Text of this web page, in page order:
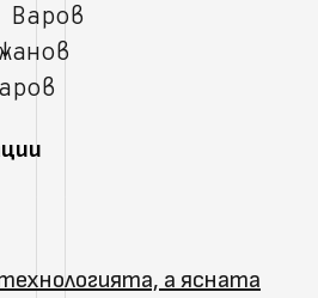
Варов
а ясната